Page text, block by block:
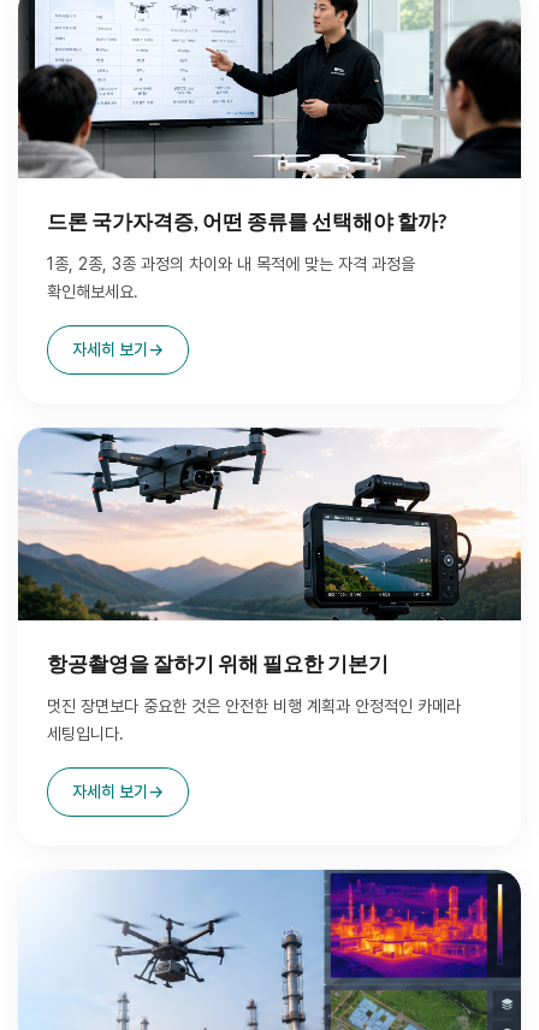
드론 국가자격증, 어떤 종류를 선택해야 할까?
1종, 2종, 3종 과정의 차이와 내 목적에 맞는 자격 과정을
확인해보세요.
자세히 보기 →
항공촬영을 잘하기 위해 필요한 기본기
멋진 장면보다 중요한 것은 안전한 비행 계획과 안정적인 카메라
세팅입니다.
자세히 보기 →